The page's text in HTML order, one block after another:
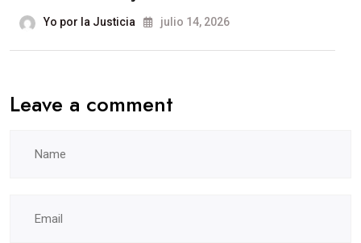
Yo por la Justicia julio 14, 2026
Leave a comment